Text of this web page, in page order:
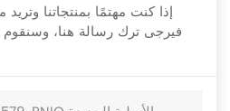
إذا كنت مهتمًا بمنتجاتنا
فيرجى ترك رسالة هنا،